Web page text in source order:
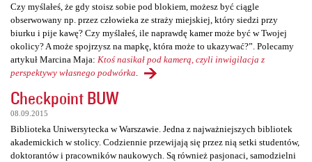
Czy myślałeś, że gdy stoisz sobie pod blokiem, możesz być ciągle
obserwowany np. przez człowieka ze straży miejskiej, który siedzi przy
biurku i pije kawę? Czy myślałeś, ile naprawdę kamer może być w Twojej
okolicy? A może spojrzysz na mapkę, która może to ukazywać?”. Polecamy
artykuł Marcina Maja: Ktoś nasikał pod kamerą, czyli inwigilacja z
perspektywy własnego podwórka
Checkpoint BUW
08.09.2015
Biblioteka Uniwersytecka w Warszawie. Jedna z najważniejszych bibliotek
akademickich w stolicy. Codziennie przewijają się przez nią setki studentów,
doktorantów i pracowników naukowych. Są również pasjonaci, samodzielni